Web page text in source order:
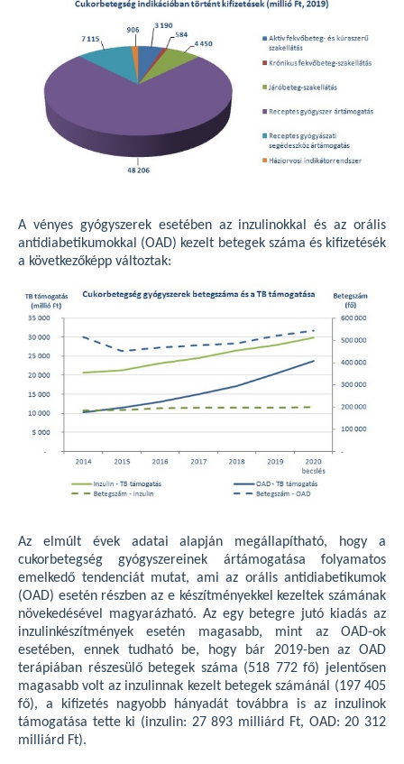
A vényes gyógyszerek esetében az inzulinokkal és az orális
antidiabetikumokkal (OAD) kezelt betegek száma és kifizetésék
a következőképp változtak:
Az elmúlt évek adatai alapján megállapítható, hogy a
cukorbetegség gyógyszereinek ártámogatása folyamatos
emelkedő tendenciát mutat, ami az orális antidiabetikumok
(OAD) esetén részben az e készítményekkel kezeltek számának
növekedésével magyarázható. Az egy betegre jutó kiadás az
inzulinkészítmények esetén magasabb, mint az OAD-ok
esetében, ennek tudható be, hogy bár 2019-ben az OAD
terápiában részesülő betegek száma (518 772 fő) jelentősen
magasabb volt az inzulinnak kezelt betegek számánál (197 405
fő), a kifizetés nagyobb hányadát továbbra is az inzulinok
támogatása tette ki (inzulin: 27 893 milliárd Ft, OAD: 20 312
milliárd Ft).